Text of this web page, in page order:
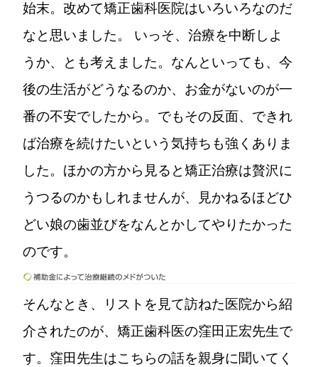
始末。改めて矯正歯科医院はいろいろなのだ
なと思いました。 いっそ、治療を中断しよ
うか、とも考えました。なんといっても、今
後の生活がどうなるのか、お金がないのが一
番の不安でしたから。でもその反面、できれ
ば治療を続けたいという気持ちも強くありま
した。ほかの方から見ると矯正治療は贅沢に
うつるのかもしれませんが、見かねるほどひ
どい娘の歯並びをなんとかしてやりたかった
のです。
そんなとき、リストを見て訪ねた医院から紹
介されたのが、矯正歯科医の窪田正宏先生で
す。窪田先生はこちらの話を親身に聞いてく